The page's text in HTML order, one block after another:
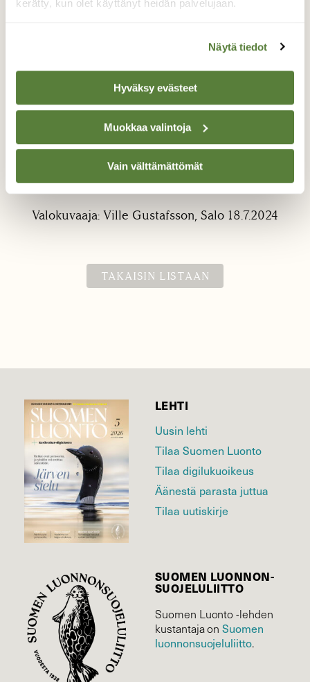
kerätty, kun olet käyttänyt heidän palvelujaan.
Näytä tiedot
Hyväksy evästeet
Muokkaa valintoja
Vain välttämättömät
Ukkoetana
Sienimetsässä tuli tällainen mötkäle
vastaan. Noin 10cm kaveri paljastui
kantarellien alta makoilemasta.
Valokuvaaja: Ville Gustafsson, Salo 18.7.2024
TAKAISIN LISTAAN
LEHTI
Uusin lehti
Tilaa Suomen Luonto
Tilaa digilukuoikeus
Äänestä parasta juttua
Tilaa uutiskirje
SUOMEN LUONNON­
SUOJELU­LIITTO
Suomen Luonto -lehden
kustantaja onSuomen
luonnonsuojelu­liitto.